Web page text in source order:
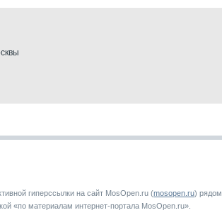
гиперссылки на сайт MosOpen.ru (mosopen.ru) рядом
«по материалам интернет-портала MosOpen.ru».